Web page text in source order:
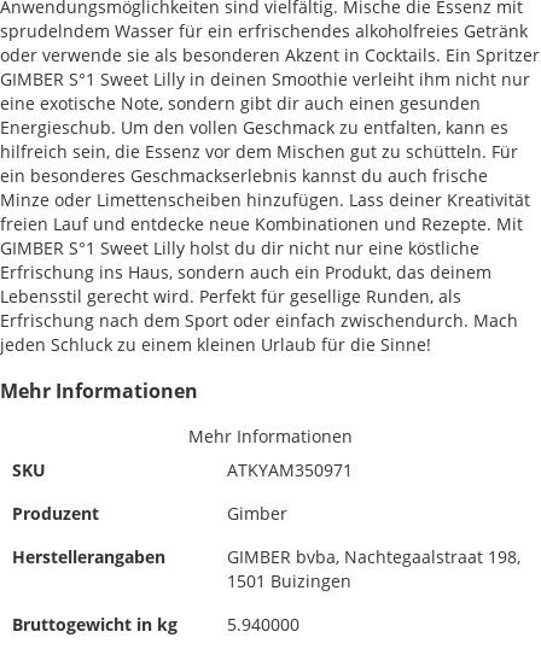
Anwendungsmöglichkeiten sind vielfältig. Mische die Essenz mit
sprudelndem Wasser für ein erfrischendes alkoholfreies Getränk
oder verwende sie als besonderen Akzent in Cocktails. Ein Spritzer
GIMBER S°1 Sweet Lilly in deinen Smoothie verleiht ihm nicht nur
eine exotische Note, sondern gibt dir auch einen gesunden
Energieschub. Um den vollen Geschmack zu entfalten, kann es
hilfreich sein, die Essenz vor dem Mischen gut zu schütteln. Für
ein besonderes Geschmackserlebnis kannst du auch frische
Minze oder Limettenscheiben hinzufügen. Lass deiner Kreativität
freien Lauf und entdecke neue Kombinationen und Rezepte. Mit
GIMBER S°1 Sweet Lilly holst du dir nicht nur eine köstliche
Erfrischung ins Haus, sondern auch ein Produkt, das deinem
Lebensstil gerecht wird. Perfekt für gesellige Runden, als
Erfrischung nach dem Sport oder einfach zwischendurch. Mach
jeden Schluck zu einem kleinen Urlaub für die Sinne!
Mehr Informationen
Mehr Informationen
SKU
ATKYAM350971
Produzent
Gimber
Herstellerangaben
GIMBER bvba, Nachtegaalstraat 198,
1501 Buizingen
Bruttogewicht in kg
5.940000